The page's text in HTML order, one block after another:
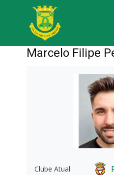
Marcelo Filipe
Clube Atual